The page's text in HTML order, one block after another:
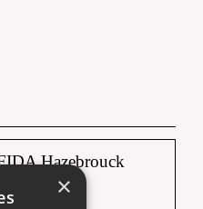
Hazebrouck
×